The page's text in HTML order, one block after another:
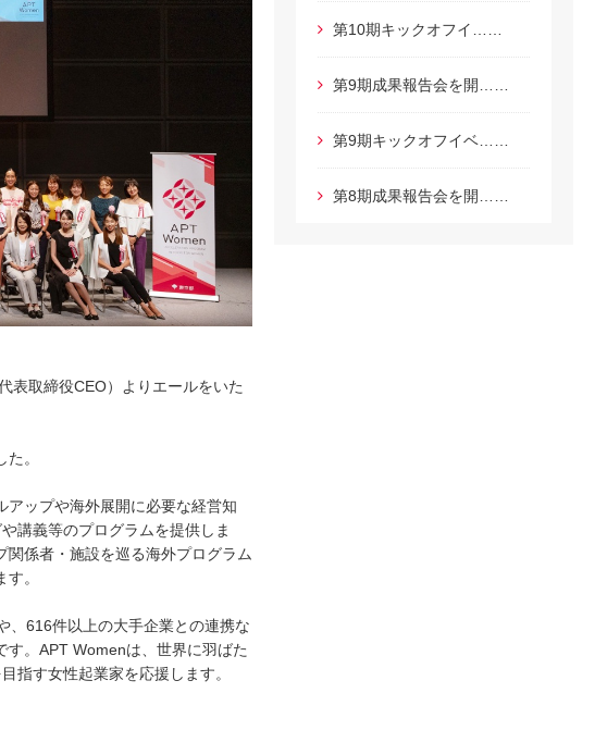
表取締役CEO）よりエールをいた
。
アップや海外展開に必要な経営知
講義等のプログラムを提供しま
係者・施設を巡る海外プログラム
。
、616件以上の大手企業との連携な
す。APT Womenは、世界に羽ばた
指す女性起業家を応援します。
第10期キックオフイ……
第9期成果報告会を開……
第9期キックオフイベ……
第8期成果報告会を開……